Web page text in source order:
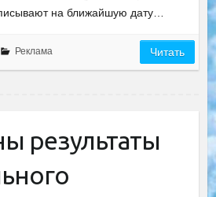
на ближайшую дату…
Реклама Читать
результаты